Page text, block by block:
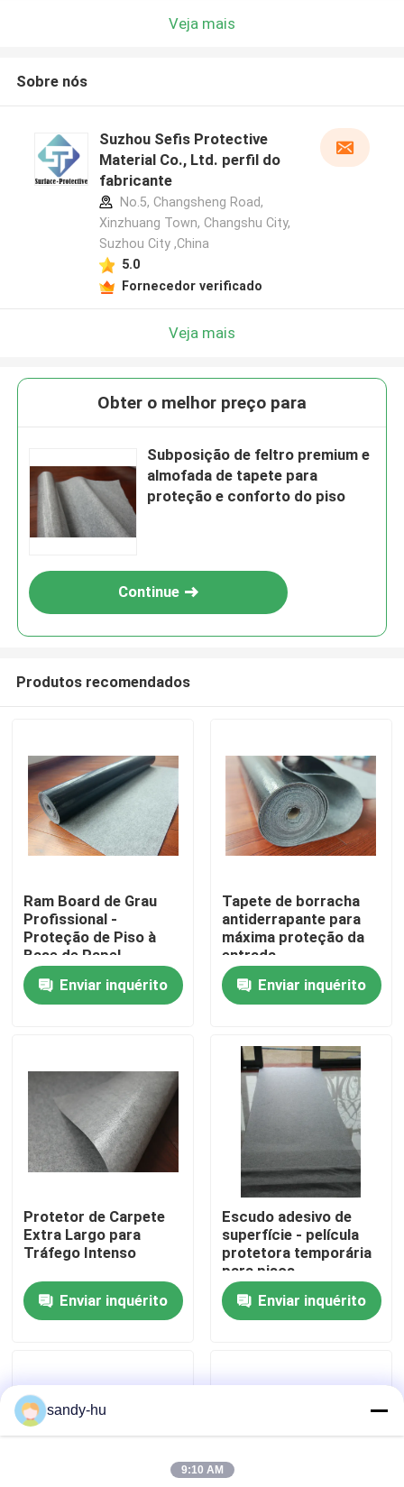
Para casa
Visita à fábrica
Contacte-nos
Notícias
protetor do assoalho
Proteção do assoalho
Veja mais
Sobre nós
Suzhou Sefis Protective
Material Co., Ltd. perfil do
fabricante
No.5, Changsheng Road,
Xinzhuang Town, Changshu City,
Suzhou City ,China
5.0
Fornecedor verificado
Veja mais
Obter o melhor preço para
Subposição de feltro premium e
almofada de tapete para
proteção e conforto do piso
Continue
Produtos recomendados
Ram Board de Grau
Profissional -
Proteção de Piso à
Base de Papel
Enviar inquérito
Tapete de borracha
antiderrapante para
máxima proteção da
entrada
Enviar inquérito
Protetor de Carpete
Extra Largo para
Tráfego Intenso
Enviar inquérito
Escudo adesivo de
superfície - película
protetora temporária
para pisos
Enviar inquérito
sandy-hu
9:10 AM